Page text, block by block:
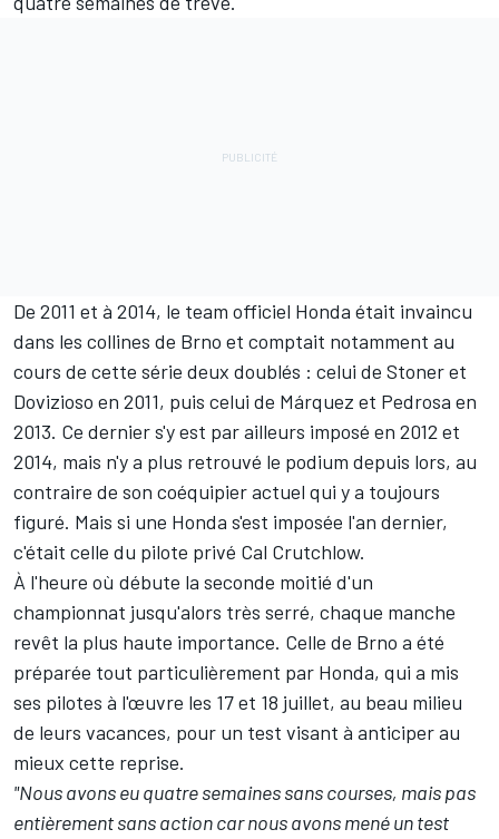
De 2011 et à 2014, le team officiel Honda était invaincu
dans les collines de Brno et comptait notamment au
cours de cette série deux doublés : celui de Stoner et
Dovizioso en 2011, puis celui de Márquez et Pedrosa en
2013. Ce dernier s'y est par ailleurs imposé en 2012 et
2014, mais n'y a plus retrouvé le podium depuis lors, au
contraire de son coéquipier actuel qui y a toujours
figuré. Mais si une Honda s'est imposée l'an dernier,
c'était celle du pilote privé Cal Crutchlow.
À l'heure où débute la seconde moitié d'un
championnat jusqu'alors très serré, chaque manche
revêt la plus haute importance. Celle de Brno a été
préparée tout particulièrement par Honda, qui a mis
ses pilotes à l'œuvre les 17 et 18 juillet, au beau milieu
de leurs vacances, pour un test visant à anticiper au
mieux cette reprise.
"Nous avons eu quatre semaines sans courses, mais pas
entièrement sans action car nous avons mené un test